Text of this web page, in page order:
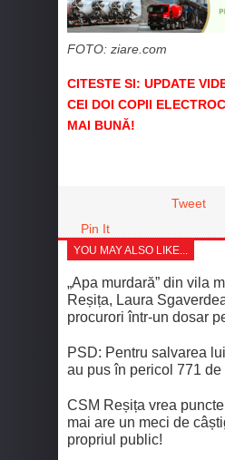
FOTO: ziare.com
CITESTE SI: UPDATE
CEI DOI COPII
MAI BUNĂ!
Tweet
Pin It
YOU MAY ALSO LIKE...
„Apa murdară” din vila
Reșița, Laura
procurori într-un dosar
PSD: Pentru salvarea
au pus în pericol 771
CSM Reșița vrea
mai are un meci de
propriul public!